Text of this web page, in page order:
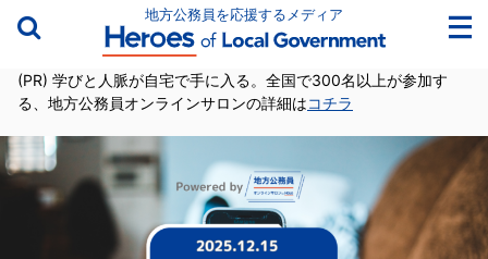
地方公務員を応援するメディア
(PR) 学びと人脈が自宅で手に入る。全国で300名以上が参加す
る、地方公務員オンラインサロンの詳細はコチラ